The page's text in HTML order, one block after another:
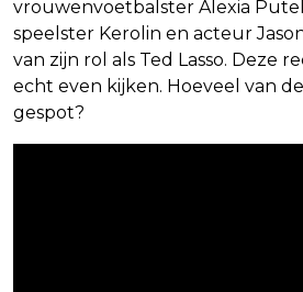
vrouwenvoetbalster Alexia
speelster Kerolin en acteur
van zijn rol als Ted Lasso. Deze
echt even kijken. Hoeveel van
gespot?